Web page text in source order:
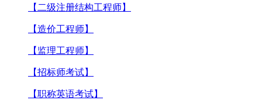
【二级注册结构工程师】
【造价工程师】
【监理工程师】
【招标师考试】
【职称英语考试】